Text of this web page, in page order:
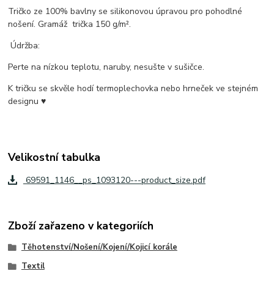
Tričko ze 100% bavlny se silikonovou úpravou pro pohodlné
nošení. Gramáž trička 150 g/m².
Údržba:
Perte na nízkou teplotu, naruby, nesušte v sušičce.
K tričku se skvěle hodí termoplechovka nebo hrneček ve stejném
designu ♥
Velikostní tabulka
69591_1146__ps_1093120---product_size.pdf
Zboží zařazeno v kategoriích
Těhotenství/Nošení/Kojení/Kojicí korále
Textil